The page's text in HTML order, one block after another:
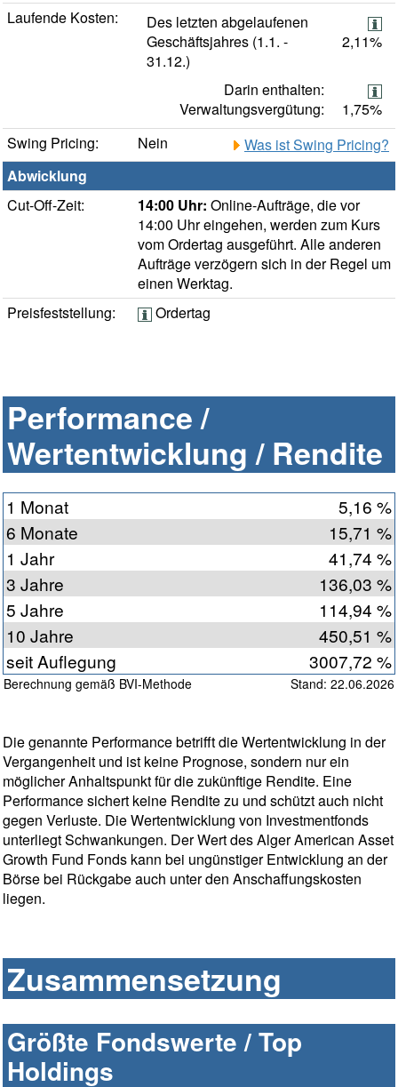
Laufende Kosten:
Des letzten abgelaufenen
Geschäftsjahres (1.1. -
31.12.)
2,11%
Darin enthalten:
Verwaltungsvergütung:
1,75%
Swing Pricing:
Nein
Was ist Swing Pricing?
Abwicklung
Cut-Off-Zeit:
14:00 Uhr: Online-Aufträge, die vor
14:00 Uhr eingehen, werden zum Kurs
vom Ordertag ausgeführt. Alle anderen
Aufträge verzögern sich in der Regel um
einen Werktag.
Preisfeststellung:
Ordertag
Performance /
Wertentwicklung / Rendite
1 Monat
5,16 %
6 Monate
15,71 %
1 Jahr
41,74 %
3 Jahre
136,03 %
5 Jahre
114,94 %
10 Jahre
450,51 %
seit Auflegung
3007,72 %
Berechnung gemäß BVI-Methode Stand: 22.06.2026
Die genannte Performance betrifft die Wertentwicklung in der
Vergangenheit und ist keine Prognose, sondern nur ein
möglicher Anhaltspunkt für die zukünftige Rendite. Eine
Performance sichert keine Rendite zu und schützt auch nicht
gegen Verluste. Die Wertentwicklung von Investmentfonds
unterliegt Schwankungen. Der Wert des Alger American Asset
Growth Fund Fonds kann bei ungünstiger Entwicklung an der
Börse bei Rückgabe auch unter den Anschaffungskosten
liegen.
Zusammensetzung
Größte Fondswerte / Top
Holdings